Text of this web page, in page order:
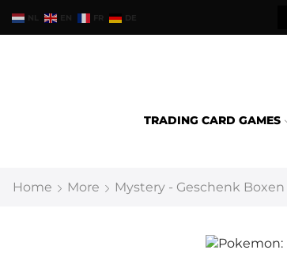
NL EN FR DE
binnen 24u verzonden.
TRADING CARD GAMES
Home More Mystery - Geschenk Boxen